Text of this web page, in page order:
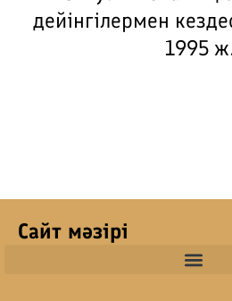
дейінгілермен
1995
Сайт мәзірі